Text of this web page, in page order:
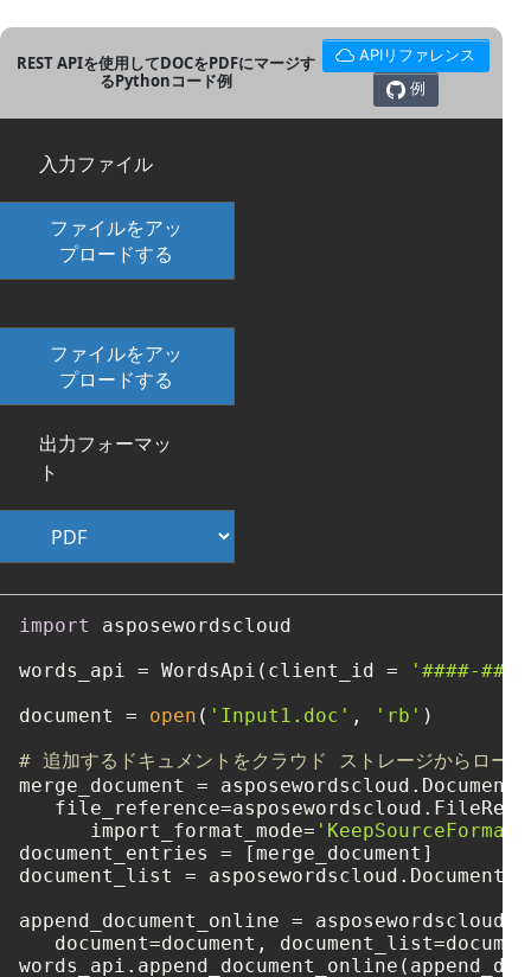
REST APIを使用してDOCをPDFにマージす
るPythonコード例
APIリファレンス
例
入力ファイル
ファイルをアッ
プロードする
ファイルをアッ
プロードする
出力フォーマッ
ト
import
asposewordscloud
words_api = WordsApi(client_id =
'####-
document = open ( 'Input1.doc' , 'rb' )
# 追加するドキュメントをクラウド ストレージからロー
merge_document =
      import_format_mode=
document_entries = [merge_document]
document_list =
append_document_online =
document=document,